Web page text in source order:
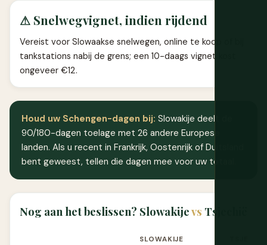
⚠ Snelwegvignet, indien rijdend
Vereist voor Slowaakse snelwegen, online te koop of bij
tankstations nabij de grens; een 10-daags vignet kost
ongeveer €12.
Houd uw Schengen-dagen bij: Slowakije deelt de
90/180-dagen toelage met 26 andere Europese
landen. Als u recent in Frankrijk, Oostenrijk of Duitsland
bent geweest, tellen die dagen mee voor uw totaal.
Nog aan het beslissen? Slowakijevs Tsjechië
SLOWAKIJE